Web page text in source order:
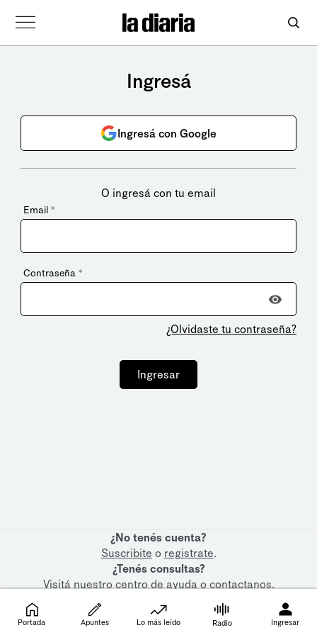
Ingresá
Ingresá con Google
O ingresá con tu email
Email *
Contraseña *
¿Olvidaste tu contraseña?
Ingresar
¿No tenés cuenta?
Suscribite o registrate.
¿Tenés consultas?
Visitá nuestrocentro de ayudaocontactanos.
Portada Apuntes Lo más leído Radio Ingresar